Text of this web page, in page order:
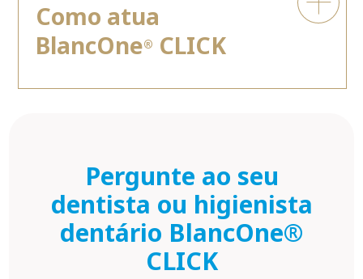
Como atua
BlancOne® CLICK
Pergunte ao seu
dentista ou higienista
dentário BlancOne®
CLICK